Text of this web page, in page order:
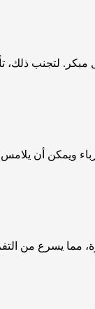
مبكر. لتجنب ذلك،
ويمكن أن
مما يسرع من